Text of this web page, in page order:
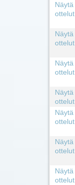
Näytä
ottelut
Näytä
ottelut
Näytä
ottelut
Näytä
ottelut
Näytä
ottelut
Näytä
ottelut
Näytä
ottelut